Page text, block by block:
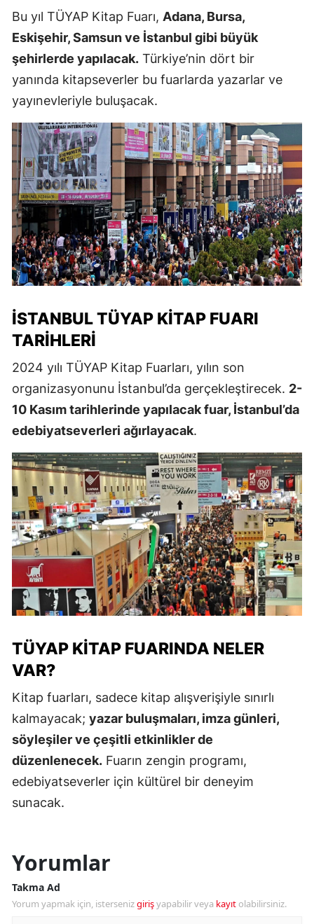
Bu yıl TÜYAP Kitap Fuarı, Adana, Bursa,
Eskişehir, Samsun ve İstanbul gibi büyük
şehirlerde yapılacak. Türkiye’nin dört bir
yanında kitapseverler bu fuarlarda yazarlar ve
yayınevleriyle buluşacak.
İSTANBUL TÜYAP KITAP FUARI
TARIHLERI
2024 yılı TÜYAP Kitap Fuarları, yılın son
organizasyonunu İstanbul’da gerçekleştirecek. 2-
10 Kasım tarihlerinde yapılacak fuar, İstanbul’da
edebiyatseverleri ağırlayacak.
TÜYAP KITAP FUARINDA NELER
VAR?
Kitap fuarları, sadece kitap alışverişiyle sınırlı
kalmayacak; yazar buluşmaları, imza günleri,
söyleşiler ve çeşitli etkinlikler de
düzenlenecek. Fuarın zengin programı,
edebiyatseverler için kültürel bir deneyim
sunacak.
Yorumlar
Takma Ad
Yorum yapmak için, istersenizgirişyapabilir veya kayıt olabilirsiniz.